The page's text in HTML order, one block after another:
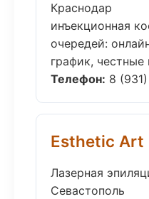
Краснодар
инъекционная
очередей:
график,
Телефон: 8
Esthetic Art
Лазерная
Севастополь